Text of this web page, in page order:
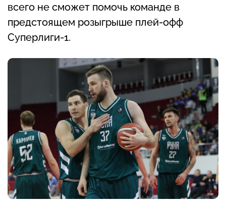
всего не сможет помочь команде в
предстоящем розыгрыше плей-офф
Суперлиги-1.